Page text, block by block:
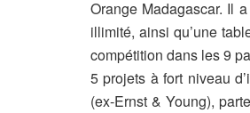
Orange Madagascar. Il
illimité, ainsi qu’une
compétition dans les 9
5 projets à fort niveau
(ex-Ernst & Young),